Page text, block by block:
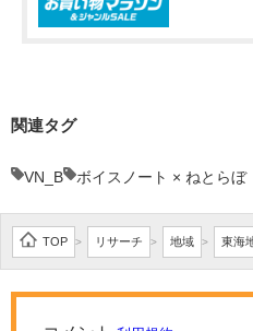
関連タグ
VN_B ボイスノート × ねとらぼ
TOP > リサーチ > 地域 > 東海